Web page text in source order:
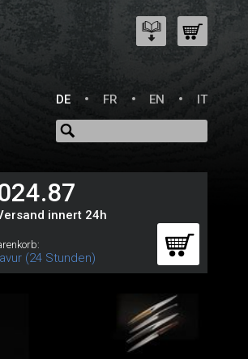
DE
FR EN IT
innert 24h
(24 Stunden)